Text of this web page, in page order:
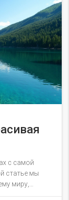
с самой
статье мы
миру,
своей